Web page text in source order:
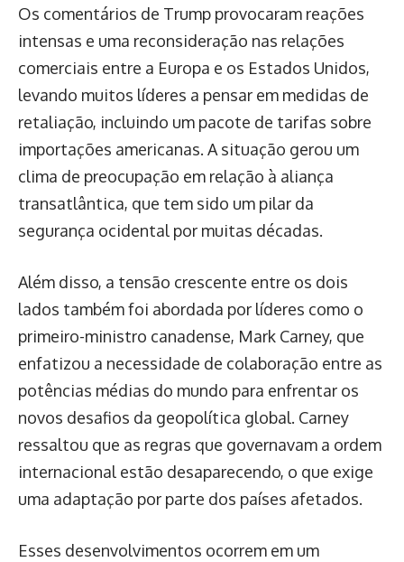
Os comentários de Trump provocaram reações
intensas e uma reconsideração nas relações
comerciais entre a Europa e os Estados Unidos,
levando muitos líderes a pensar em medidas de
retaliação, incluindo um pacote de tarifas sobre
importações americanas. A situação gerou um
clima de preocupação em relação à aliança
transatlântica, que tem sido um pilar da
segurança ocidental por muitas décadas.
Além disso, a tensão crescente entre os dois
lados também foi abordada por líderes como o
primeiro-ministro canadense, Mark Carney, que
enfatizou a necessidade de colaboração entre as
potências médias do mundo para enfrentar os
novos desafios da geopolítica global. Carney
ressaltou que as regras que governavam a ordem
internacional estão desaparecendo, o que exige
uma adaptação por parte dos países afetados.
Esses desenvolvimentos ocorrem em um